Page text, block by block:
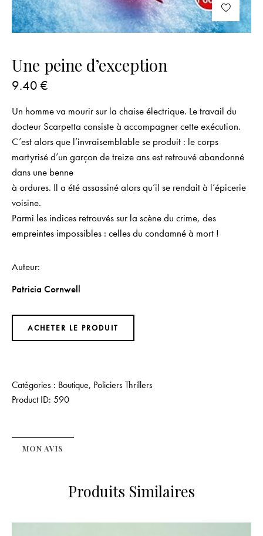
Une peine d’exception
9.40 €
Un homme va mourir sur la chaise électrique. Le travail du
docteur Scarpetta consiste à accompagner cette exécution.
C’est alors que l’invraisemblable se produit : le corps
martyrisé d’un garçon de treize ans est retrouvé abandonné
dans une benne
à ordures. Il a été assassiné alors qu’il se rendait à l’épicerie
voisine.
Parmi les indices retrouvés sur la scène du crime, des
empreintes impossibles : celles du condamné à mort !
Auteur
Patricia Cornwell
ACHETER LE PRODUIT
Catégories : Boutique, Policiers Thrillers
Product ID: 590
MON AVIS
Produits Similaires